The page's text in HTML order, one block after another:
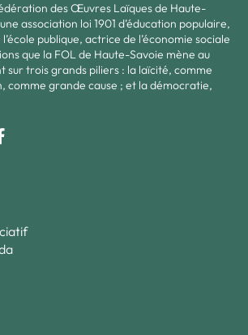
des Œuvres Laïques de Haute-
association loi 1901 d’éducation populaire,
publique, actrice de l’économie sociale
que la FOL de Haute-Savoie mène au
sur trois grands piliers : la laïcité, comme
comme grande cause ; et la démocratie,